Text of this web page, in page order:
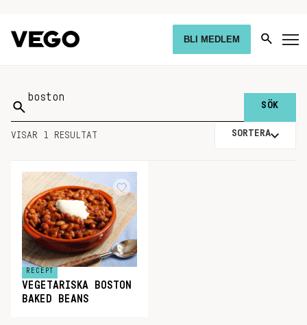
BLI MEDLEM
Sök
på:
VISAR 1 RESULTAT SORTERA
RECEPT
VEGETARISKA BOSTON
BAKED BEANS